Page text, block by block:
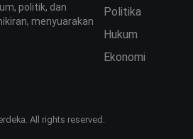
politik, dan
menyuarakan
Politika
Hukum
Ekonomi
All rights reserved.